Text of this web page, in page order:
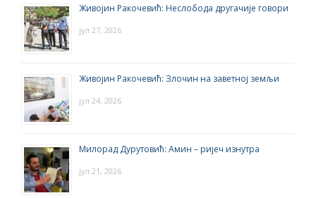
Живојин Ракочевић: Неслобода другачије говори
јул 27, 2026
Живојин Ракочевић: Злочин на заветној земљи
јул 24, 2026
Милорад Дурутовић: Амин – ријеч изнутра
јул 21, 2026